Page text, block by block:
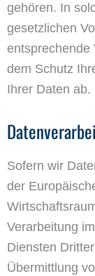
gehören. In
gesetzlichen
entsprechende
dem Schutz
Ihrer Daten ab.
Sofern wir
der
Verarbeitung
Diensten
Übermittlung